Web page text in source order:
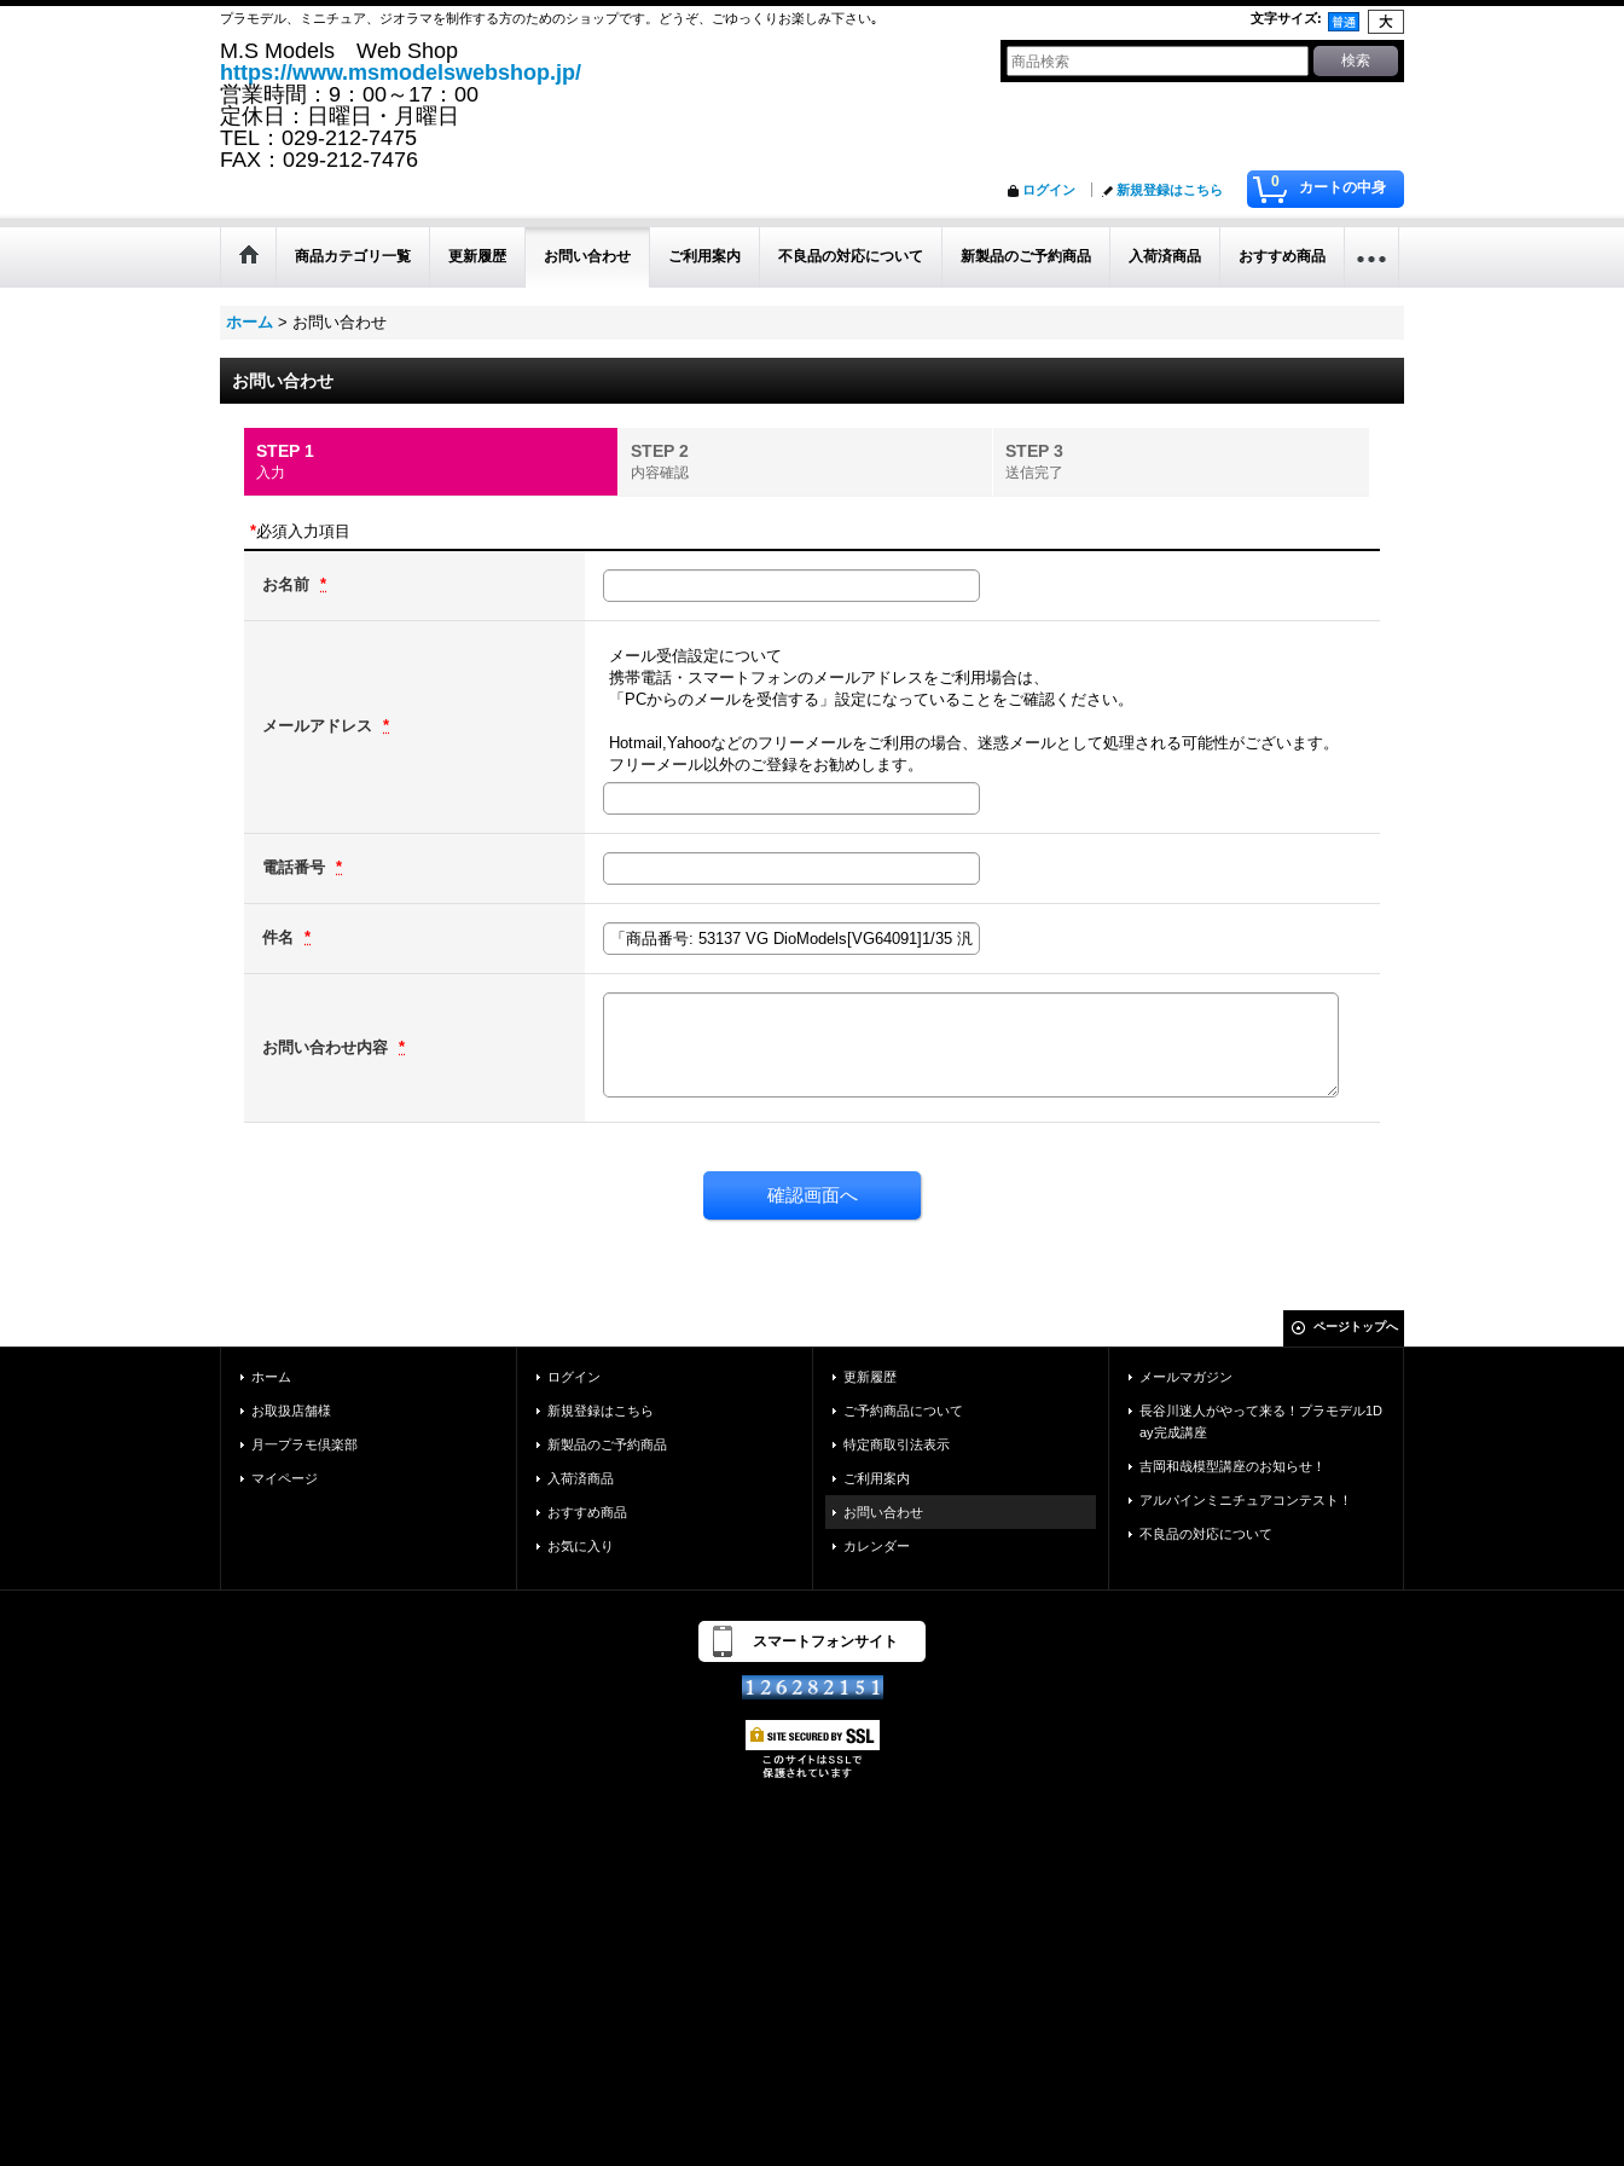
プラモデル、ミニチュア、ジオラマを制作する方のためのショップです。どうぞ、ごゆっくりお楽しみ下さい｡ 文字サイズ:
M.S Models Web Shop
https://www.msmodelswebshop.jp/
営業時間：9：00～17：00
定休日：日曜日・月曜日
TEL：029-212-7475
FAX：029-212-7476
0 カートの中身
ログイン 新規登録はこちら
商品カテゴリ一覧 更新履歴 お問い合わせ ご利用案内 不良品の対応について 新製品のご予約商品 入荷済商品 おすすめ商品
ホーム > お問い合わせ
お問い合わせ
STEP 1
入力
STEP 2
内容確認
STEP 3
送信完了
*必須入力項目
お名前 *
メールアドレス *
メール受信設定について
携帯電話・スマートフォンのメールアドレスをご利用場合は、
「PCからのメールを受信する」設定になっていることをご確認ください。
Hotmail,Yahooなどのフリーメールをご利用の場合、迷惑メールとして処理される可能性がございます。
フリーメール以外のご登録をお勧めします。
電話番号 *
件名 *
お問い合わせ内容 *
ページトップへ
ホーム
お取扱店舗様
月一プラモ倶楽部
マイページ
ログイン
新規登録はこちら
新製品のご予約商品
入荷済商品
おすすめ商品
お気に入り
更新履歴
ご予約商品について
特定商取引法表示
ご利用案内
お問い合わせ
カレンダー
メールマガジン
長谷川迷人がやって来る！プラモデル1D
ay完成講座
吉岡和哉模型講座のお知らせ！
アルパインミニチュアコンテスト！
不良品の対応について
スマートフォンサイト